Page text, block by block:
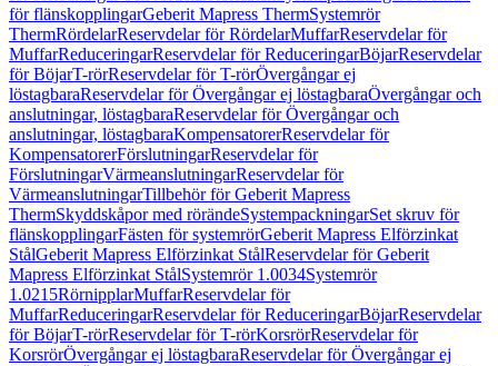
för flänskopplingarGeberit Mapress ThermSystemrör
ThermRördelarReservdelar för RördelarMuffarReservdelar för
MuffarReduceringarReservdelar för ReduceringarBöjarReservdelar
för BöjarT-rörReservdelar för T-rörÖvergångar ej
löstagbaraReservdelar för Övergångar ej löstagbaraÖvergångar och
anslutningar, löstagbaraReservdelar för Övergångar och
anslutningar, löstagbaraKompensatorerReservdelar för
KompensatorerFörslutningarReservdelar för
FörslutningarVärmeanslutningarReservdelar för
VärmeanslutningarTillbehör för Geberit Mapress
ThermSkyddskåpor med rörändeSystempackningarSet skruv för
flänskopplingarFästen för systemrörGeberit Mapress Elförzinkat
StålGeberit Mapress Elförzinkat StålReservdelar för Geberit
Mapress Elförzinkat StålSystemrör 1.0034Systemrör
1.0215RörnipplarMuffarReservdelar för
MuffarReduceringarReservdelar för ReduceringarBöjarReservdelar
för BöjarT-rörReservdelar för T-rörKorsrörReservdelar för
KorsrörÖvergångar ej löstagbaraReservdelar för Övergångar ej